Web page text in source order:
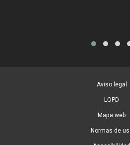
Aviso legal
LOPD
Mapa web
Normas de